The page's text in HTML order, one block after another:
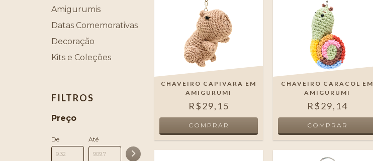
Amigurumis
Datas Comemorativas
Decoração
Kits e Coleções
FILTROS
Preço
De Até
CHAVEIRO CAPIVARA EM
AMIGURUMI
R$29,15
CHAVEIRO CARACOL EM
AMIGURUMI
R$29,14